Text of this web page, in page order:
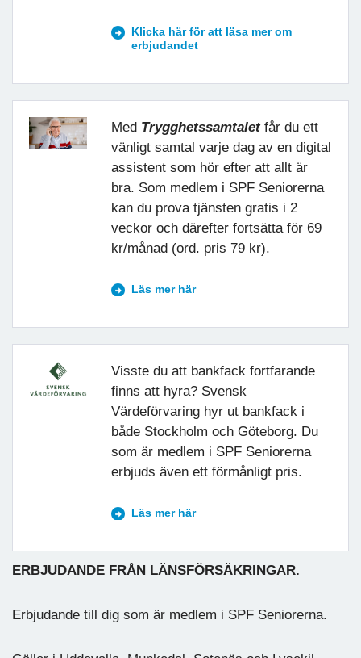
Klicka här för att läsa mer om
erbjudandet
Med Trygghetssamtalet får du ett
vänligt samtal varje dag av en digital
assistent som hör efter att allt är
bra. Som medlem i SPF Seniorerna
kan du prova tjänsten gratis i 2
veckor och därefter fortsätta för 69
kr/månad (ord. pris 79 kr).
Läs mer här
Visste du att bankfack fortfarande
finns att hyra? Svensk
Värdeförvaring hyr ut bankfack i
både Stockholm och Göteborg. Du
som är medlem i SPF Seniorerna
erbjuds även ett förmånligt pris.
Läs mer här
ERBJUDANDE FRÅN LÄNSFÖRSÄKRINGAR.
Erbjudande till dig som är medlem i SPF Seniorerna.